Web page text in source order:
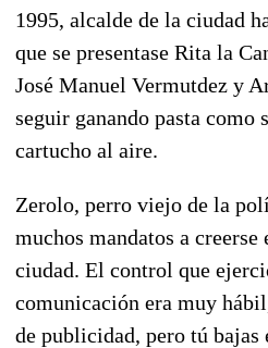
1995, alcalde de la ciudad
que se presentase Rita la
José Manuel Vermutdez y
seguir ganando pasta como
cartucho al aire.
Zerolo, perro viejo de la
muchos mandatos a
ciudad. El control que
comunicación era muy
de publicidad, pero tú bajas